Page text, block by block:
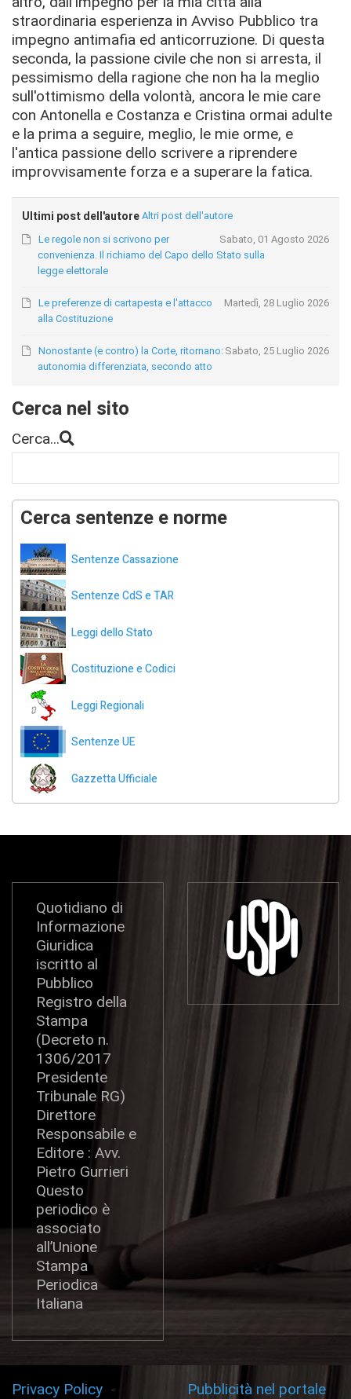
straordinaria esperienza in Avviso Pubblico tra
impegno antimafia ed anticorruzione. Di questa
seconda, la passione civile che non si arresta, il
pessimismo della ragione che non ha la meglio
sull'ottimismo della volontà, ancora le mie care
con Antonella e Costanza e Cristina ormai adulte
e la prima a seguire, meglio, le mie orme, e
l'antica passione dello scrivere a riprendere
improvvisamente forza e a superare la fatica.
Ultimi post dell'autore Altri post dell'autore
Sabato, 01 Agosto 2026
Le regole non si scrivono per
convenienza. Il richiamo del Capo dello Stato sulla
legge elettorale
Martedì, 28 Luglio 2026
Le preferenze di cartapesta e l'attacco
alla Costituzione
Sabato, 25 Luglio 2026
Nonostante (e contro) la Corte, ritornano:
autonomia differenziata, secondo atto
Cerca nel sito
Cerca...
Cerca sentenze e norme
Sentenze Cassazione
Sentenze CdS e TAR
Leggi dello Stato
Costituzione e Codici
Leggi Regionali
Sentenze UE
Gazzetta Ufficiale
Quotidiano di
Informazione
Giuridica
iscritto al
Pubblico
Registro della
Stampa
(Decreto n.
1306/2017
Presidente
Tribunale RG)
Direttore
Responsabile e
Editore : Avv.
Pietro Gurrieri
Questo
periodico è
associato
all’Unione
Stampa
Periodica
Italiana
Privacy Policy -
Pubblicità nel portale